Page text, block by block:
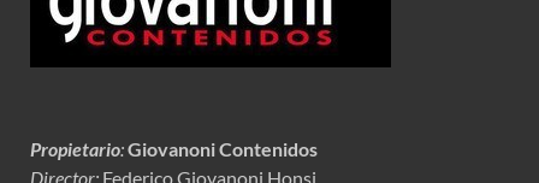
Propietario:Giovanoni Contenidos
Director: Federico Giovanoni Honsi